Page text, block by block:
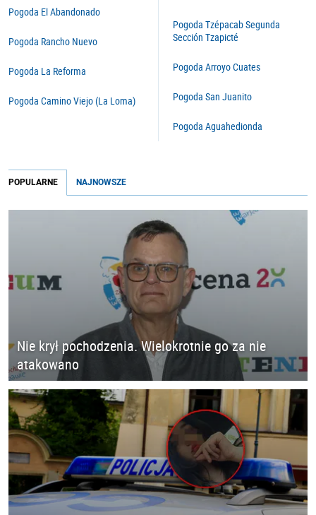
Pogoda El Abandonado
Pogoda Rancho Nuevo
Pogoda La Reforma
Pogoda Camino Viejo (La Loma)
Pogoda Tzépacab Segunda
Sección Tzapicté
Pogoda Arroyo Cuates
Pogoda San Juanito
Pogoda Aguahedionda
POPULARNE NAJNOWSZE
Nie krył pochodzenia. Wielokrotnie go za nie
atakowano